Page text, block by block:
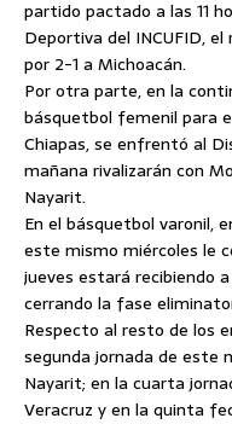
partido pactado a las 11
Deportiva del INCUFID,
por 2-1 a Michoacán.
Por otra parte, en la
básquetbol femenil para
Chiapas, se enfrentó al
mañana rivalizarán con
Nayarit.
En el básquetbol varonil,
este mismo miércoles le
jueves estará recibiendo
cerrando la fase
Respecto al resto de los
segunda jornada de este
Nayarit; en la cuarta
Veracruz y en la quinta